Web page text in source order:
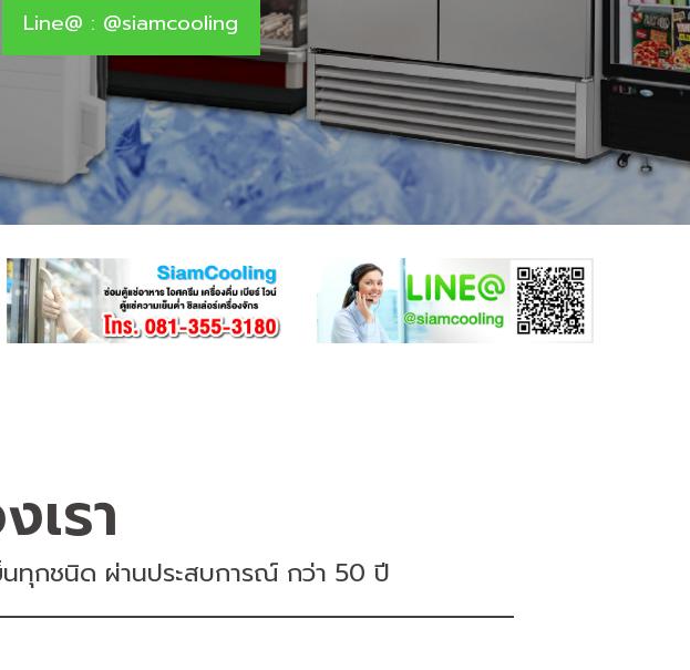
Line@ : @siamcooling
เรา
นทุกชนิด ผ่านประสบการณ์ กว่า 50 ปี